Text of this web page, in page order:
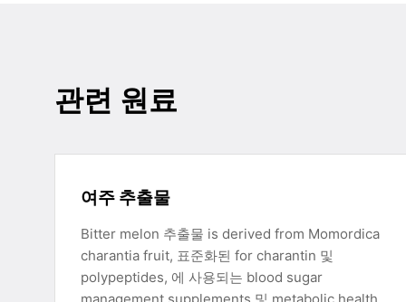
관련 원료
여주 추출물
Bitter melon 추출물 is derived from Momordica
charantia fruit, 표준화된 for charantin 및
polypeptides, 에 사용되는 blood sugar